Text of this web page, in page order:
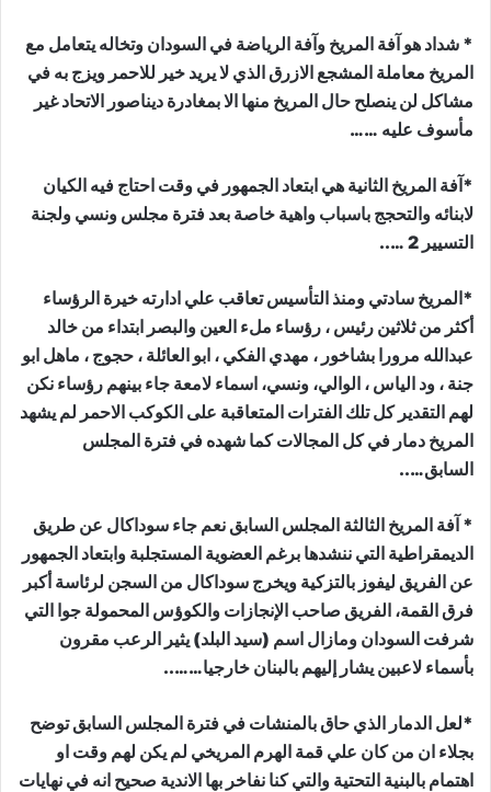
* شداد هو آفة المريخ وآفة الرياضة في السودان وتخاله يتعامل مع
المريخ معاملة المشجع الازرق الذي لا يريد خير للاحمر ويزج به في
مشاكل لن ينصلح حال المريخ منها الا بمغادرة ديناصور الاتحاد غير
مأسوف عليه ……
*آفة المريخ الثانية هي ابتعاد الجمهور في وقت احتاج فيه الكيان
لابنائه والتحجج باسباب واهية خاصة بعد فترة مجلس ونسي ولجنة
التسيير 2 …..
*المريخ سادتي ومنذ التأسيس تعاقب علي ادارته خيرة الرؤساء
أكثر من ثلاثين رئيس ، رؤساء ملء العين والبصر ابتداء من خالد
عبدالله مرورا بشاخور ، مهدي الفكي ، ابو العائلة ، حجوج ، ماهل ابو
جنة ، ود الياس ، الوالي، ونسي، اسماء لامعة جاء بينهم رؤساء نكن
لهم التقدير كل تلك الفترات المتعاقبة على الكوكب الاحمر لم يشهد
المريخ دمار في كل المجالات كما شهده في فترة المجلس
السابق…..
* آفة المريخ الثالثة المجلس السابق نعم جاء سوداكال عن طريق
الديمقراطية التي ننشدها برغم العضوية المستجلبة وابتعاد الجمهور
عن الفريق ليفوز بالتزكية ويخرج سوداكال من السجن لرئاسة أكبر
فرق القمة، الفريق صاحب الإنجازات والكوؤس المحمولة جوا التي
شرفت السودان ومازال اسم (سيد البلد) يثير الرعب مقرون
بأسماء لاعبين يشار إليهم بالبنان خارجيا……..
*لعل الدمار الذي حاق بالمنشات في فترة المجلس السابق توضح
بجلاء ان من كان علي قمة الهرم المريخي لم يكن لهم وقت او
اهتمام بالبنية التحتية والتي كنا نفاخر بها الاندية صحيح انه في نهايات